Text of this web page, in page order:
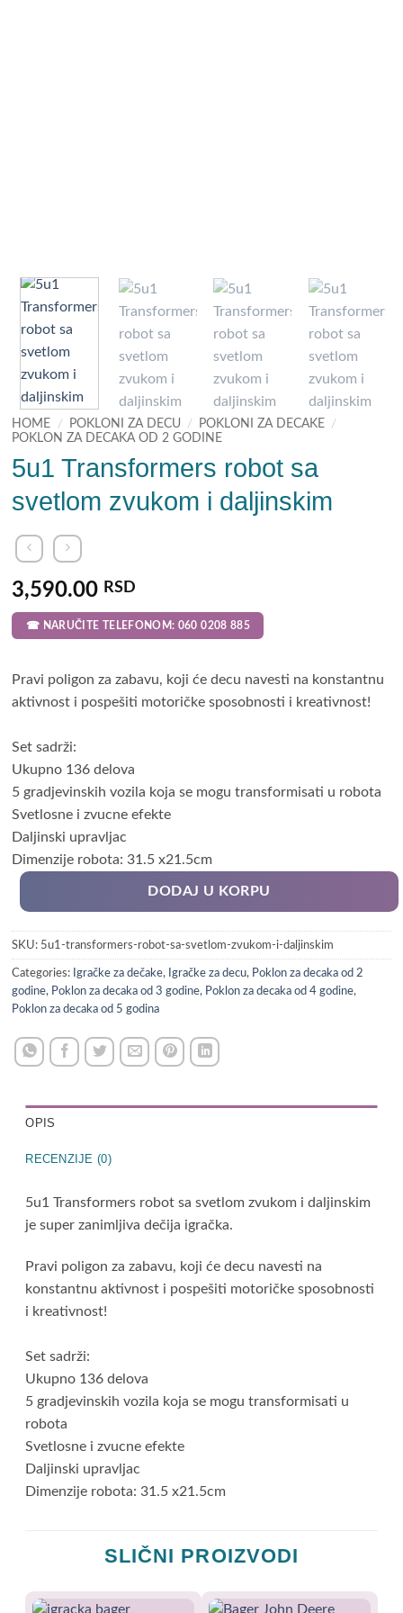
HOME / POKLONI ZA DECU / POKLONI ZA DECAKE /
POKLON ZA DECAKA OD 2 GODINE
5u1 Transformers robot sa
svetlom zvukom i daljinskim
3,590.00 RSD
☎ NARUČITE TELEFONOM: 060 0208 885
Pravi poligon za zabavu, koji će decu navesti na konstantnu
aktivnost i pospešiti motoričke sposobnosti i kreativnost!
Set sadrži:
Ukupno 136 delova
5 gradjevinskih vozila koja se mogu transformisati u robota
Svetlosne i zvucne efekte
Daljinski upravljac
Dimenzije robota: 31.5 x21.5cm
DODAJ U KORPU
SKU: 5u1-transformers-robot-sa-svetlom-zvukom-i-daljinskim
Categories: Igračke za dečake, Igračke za decu, Poklon za decaka od 2
godine, Poklon za decaka od 3 godine, Poklon za decaka od 4 godine,
Poklon za decaka od 5 godina
OPIS
RECENZIJE (0)
5u1 Transformers robot sa svetlom zvukom i daljinskim
je super zanimljiva dečija igračka.
Pravi poligon za zabavu, koji će decu navesti na
konstantnu aktivnost i pospešiti motoričke sposobnosti
i kreativnost!
Set sadrži:
Ukupno 136 delova
5 gradjevinskih vozila koja se mogu transformisati u
robota
Svetlosne i zvucne efekte
Daljinski upravljac
Dimenzije robota: 31.5 x21.5cm
SLIČNI PROIZVODI